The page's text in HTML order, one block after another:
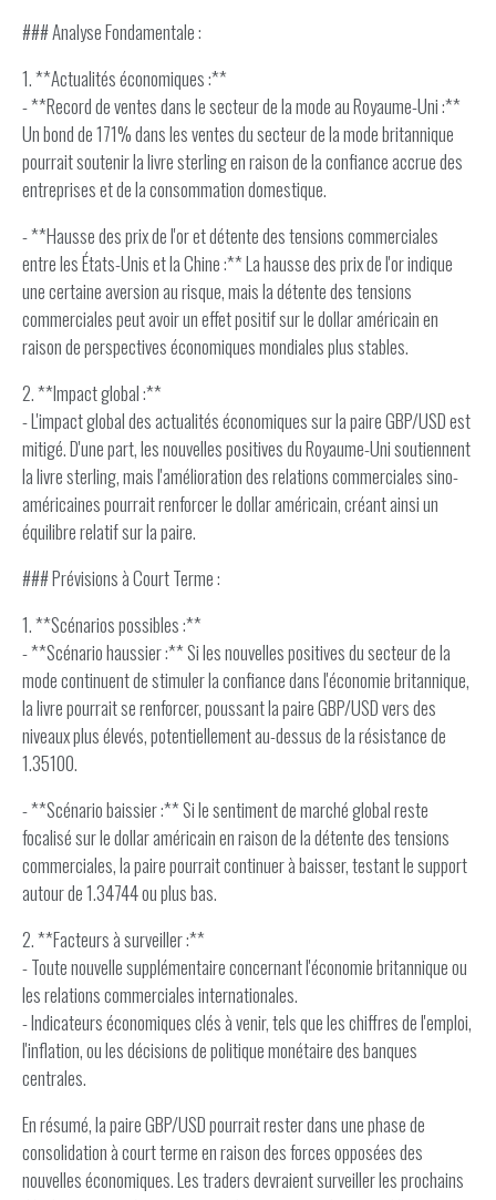
### Analyse Fondamentale :
1. **Actualités économiques :**
- **Record de ventes dans le secteur de la mode au Royaume-Uni :**
Un bond de 171% dans les ventes du secteur de la mode britannique
pourrait soutenir la livre sterling en raison de la confiance accrue des
entreprises et de la consommation domestique.
- **Hausse des prix de l'or et détente des tensions commerciales
entre les États-Unis et la Chine :** La hausse des prix de l'or indique
une certaine aversion au risque, mais la détente des tensions
commerciales peut avoir un effet positif sur le dollar américain en
raison de perspectives économiques mondiales plus stables.
2. **Impact global :**
- L'impact global des actualités économiques sur la paire GBP/USD est
mitigé. D'une part, les nouvelles positives du Royaume-Uni soutiennent
la livre sterling, mais l'amélioration des relations commerciales sino-
américaines pourrait renforcer le dollar américain, créant ainsi un
équilibre relatif sur la paire.
### Prévisions à Court Terme :
1. **Scénarios possibles :**
- **Scénario haussier :** Si les nouvelles positives du secteur de la
mode continuent de stimuler la confiance dans l'économie britannique,
la livre pourrait se renforcer, poussant la paire GBP/USD vers des
niveaux plus élevés, potentiellement au-dessus de la résistance de
1.35100.
- **Scénario baissier :** Si le sentiment de marché global reste
focalisé sur le dollar américain en raison de la détente des tensions
commerciales, la paire pourrait continuer à baisser, testant le support
autour de 1.34744 ou plus bas.
2. **Facteurs à surveiller :**
- Toute nouvelle supplémentaire concernant l'économie britannique ou
les relations commerciales internationales.
- Indicateurs économiques clés à venir, tels que les chiffres de l'emploi,
l'inflation, ou les décisions de politique monétaire des banques
centrales.
En résumé, la paire GBP/USD pourrait rester dans une phase de
consolidation à court terme en raison des forces opposées des
nouvelles économiques. Les traders devraient surveiller les prochains